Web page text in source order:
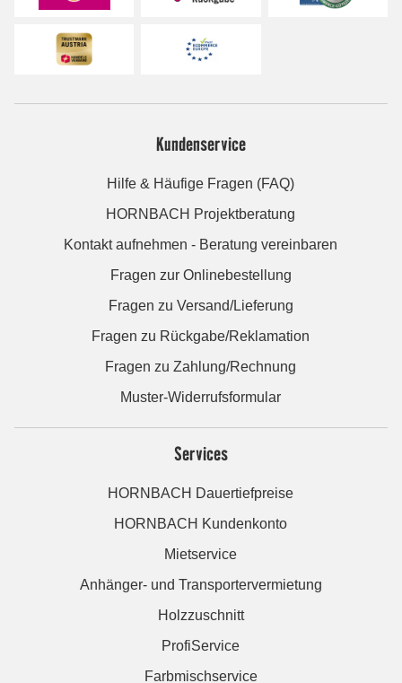
Kundenservice
Hilfe & Häufige Fragen (FAQ)
HORNBACH Projektberatung
Kontakt aufnehmen - Beratung vereinbaren
Fragen zur Onlinebestellung
Fragen zu Versand/Lieferung
Fragen zu Rückgabe/Reklamation
Fragen zu Zahlung/Rechnung
Muster-Widerrufsformular
Services
HORNBACH Dauertiefpreise
HORNBACH Kundenkonto
Mietservice
Anhänger- und Transportervermietung
Holzzuschnitt
ProfiService
Farbmischservice